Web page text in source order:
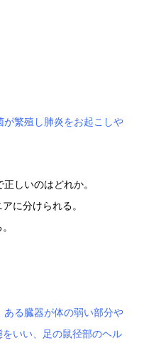
繁殖し肺炎をお起こしや
しいのはどれか。
に分けられる。
る臓器が体の弱い部分や
いい、足の鼠径部のヘル